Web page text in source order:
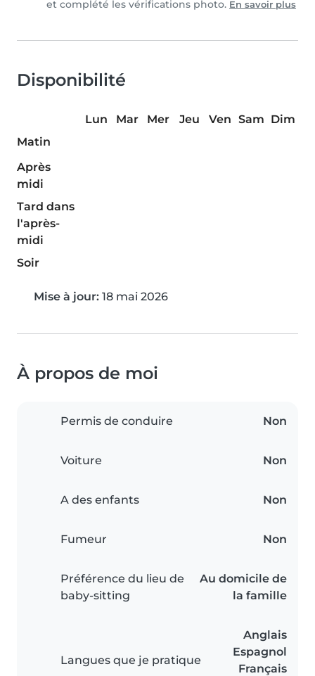
et complété les vérifications photo. En savoir plus
Disponibilité
Lun Mar Mer Jeu Ven Sam Dim
Matin
Après
midi
Tard dans
l'après-
midi
Soir
Mise à jour: 18 mai 2026
À propos de moi
Permis de conduire Non
Voiture Non
A des enfants Non
Fumeur Non
Préférence du lieu de
baby-sitting
Au domicile de
la famille
Langues que je pratique
Anglais
Espagnol
Français